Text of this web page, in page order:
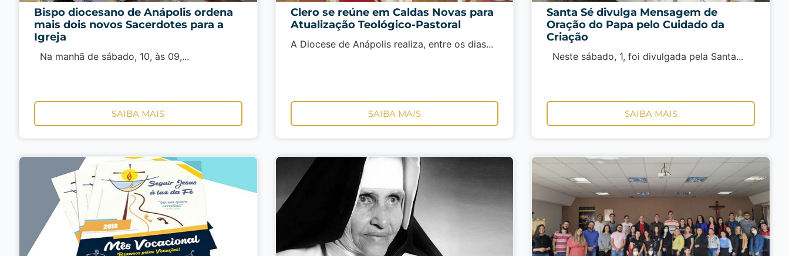
Bispo diocesano de Anápolis ordena
mais dois novos Sacerdotes para a
Igreja
Na manhã de sábado, 10, às 09,...
SAIBA MAIS
Clero se reúne em Caldas Novas para
Atualização Teológico-Pastoral
A Diocese de Anápolis realiza, entre os dias...
SAIBA MAIS
Santa Sé divulga Mensagem de
Oração do Papa pelo Cuidado da
Criação
Neste sábado, 1, foi divulgada pela Santa...
SAIBA MAIS